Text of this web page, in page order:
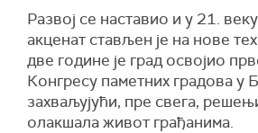
Развој се наставио и у 21.
акценат стављен је на нове
две године је град освојио
Конгресу паметних градова у
захваљујући, пре свега,
олакшала живот грађанима.